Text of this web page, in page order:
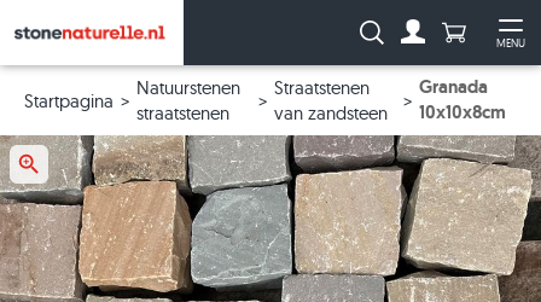
MENU
Zoeken: Aantal
Startpagina
Natuurstenen
straatstenen
Straatstenen
van zandsteen
Granada
10x10x8cm